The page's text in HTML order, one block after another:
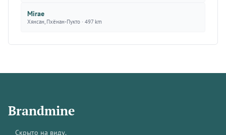
Mirae
Хянсан, Пхёнан-Пукто · 497 km
Brandmine
Скрыто на виду.